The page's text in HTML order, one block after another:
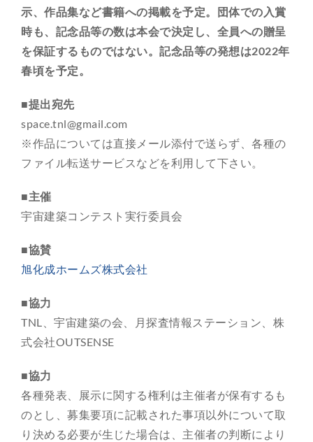
示、作品集など書籍への掲載を予定。団体での入賞
時も、記念品等の数は本会で決定し、全員への贈呈
を保証するものではない。記念品等の発想は2022年
春頃を予定。
■提出宛先
space.tnl@gmail.com
※作品については直接メール添付で送らず、各種の
ファイル転送サービスなどを利用して下さい。
■主催
宇宙建築コンテスト実行委員会
■協賛
旭化成ホームズ株式会社
■協力
TNL、宇宙建築の会、月探査情報ステーション、株
式会社OUTSENSE
■協力
各種発表、展示に関する権利は主催者が保有するも
のとし、募集要項に記載された事項以外について取
り決める必要が生じた場合は、主催者の判断により